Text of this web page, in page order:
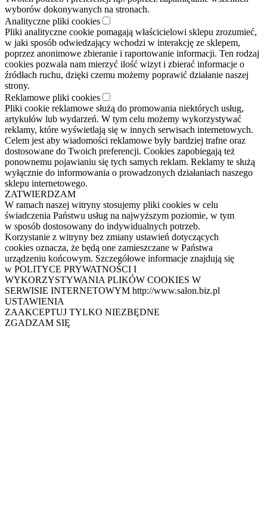
wyborów dokonywanych na stronach.
Analityczne pliki cookies
Pliki analityczne cookie pomagają właścicielowi sklepu zrozumieć,
w jaki sposób odwiedzający wchodzi w interakcję ze sklepem,
poprzez anonimowe zbieranie i raportowanie informacji. Ten rodzaj
cookies pozwala nam mierzyć ilość wizyt i zbierać informacje o
źródłach ruchu, dzięki czemu możemy poprawić działanie naszej
strony.
Reklamowe pliki cookies
Pliki cookie reklamowe służą do promowania niektórych usług,
artykułów lub wydarzeń. W tym celu możemy wykorzystywać
reklamy, które wyświetlają się w innych serwisach internetowych.
Celem jest aby wiadomości reklamowe były bardziej trafne oraz
dostosowane do Twoich preferencji. Cookies zapobiegają też
ponownemu pojawianiu się tych samych reklam. Reklamy te służą
wyłącznie do informowania o prowadzonych działaniach naszego
sklepu internetowego.
ZATWIERDZAM
W ramach naszej witryny stosujemy pliki cookies w celu
świadczenia Państwu usług na najwyższym poziomie, w tym
w sposób dostosowany do indywidualnych potrzeb.
Korzystanie z witryny bez zmiany ustawień dotyczących
cookies oznacza, że będą one zamieszczane w Państwa
urządzeniu końcowym. Szczegółowe informacje znajdują się
w POLITYCE PRYWATNOŚCI I
WYKORZYSTYWANIA PLIKÓW COOKIES W
SERWISIE INTERNETOWYM http://www.salon.biz.pl
USTAWIENIA
ZAAKCEPTUJ TYLKO NIEZBĘDNE
ZGADZAM SIĘ